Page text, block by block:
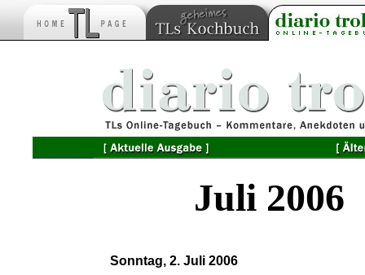
Juli 2006
Sonntag, 2. Juli 2006